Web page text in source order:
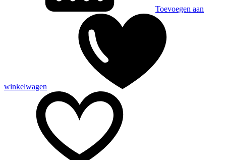
Toevoegen aan
winkelwagen